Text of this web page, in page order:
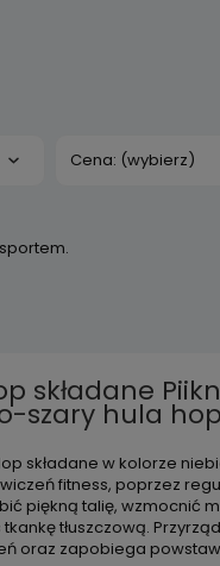
Cena: (wybierz)
składane
szary hula hop
składane w kolorze
fitness, poprzez
piękną talię, wzmocnić
tłuszczową.
oraz zapobiega